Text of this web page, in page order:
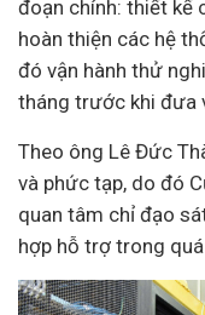
đoạn chính: thiết kế
hoàn thiện các hệ
đó vận hành thử
tháng trước khi đưa
Theo ông Lê Đức
và phức tạp, do đó
quan tâm chỉ đạo
hợp hỗ trợ trong